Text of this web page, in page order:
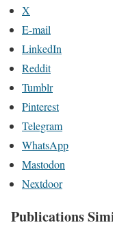
X
E-mail
LinkedIn
Reddit
Tumblr
Pinterest
Telegram
WhatsApp
Mastodon
Nextdoor
Publications